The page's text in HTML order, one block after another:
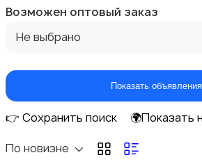
Уголки
Возможен оптовый заказ
Не выбрано
Показать объявления
👉 Сохранить поиск
🌍Показать
По новизне